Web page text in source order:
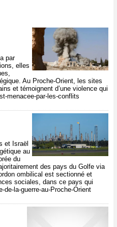
par
elles
Au Proche-Orient, les sites
et témoignent d’une violence qui
menacee-par-les-conflits
et Israël
au
du
des pays du Golfe via
ombilical est sectionné et
sociales, dans ce pays qui
de-la-guerre-au-Proche-Orient